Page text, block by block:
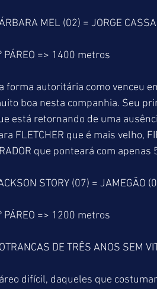
MEL (02) = JORGE
PÁREO => 1400 metros
forma autoritária como venceu
boa nesta companhia. Seu
está retornando de uma
FLETCHER que é mais velho,
que ponteará com apenas
STORY (07) = JAMEGÃO
PÁREO => 1200 metros
DE TRÊS ANOS SEM
difícil, daqueles que